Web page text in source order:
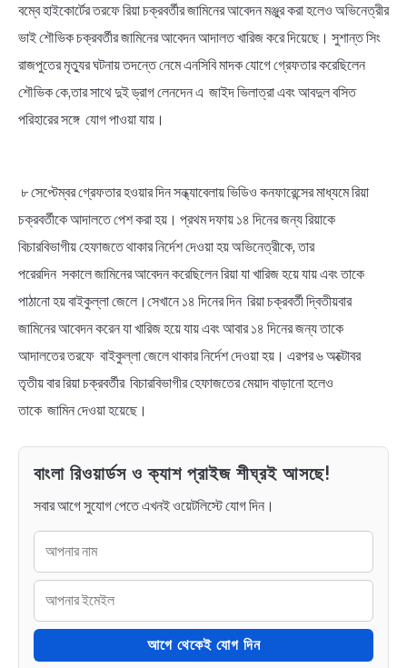
বম্বে হাইকোর্টের তরফে রিয়া চক্রবর্তীর জামিনের আবেদন মঞ্জুর করা হলেও অভিনেত্রীর
ভাই শৌভিক চক্রবর্তীর জামিনের আবেদন আদালত খারিজ করে দিয়েছে। সুশান্ত সিং
রাজপুতের মৃত্যুর ঘটনায় তদন্তে নেমে এনসিবি মাদক যোগে গ্রেফতার করেছিলেন
শৌভিক কে,তার সাথে দুই ড্রাগ লেনদেন এ জাইদ ভিলাত্রা এবং আবদুল বসিত
পরিহারের সঙ্গে যোগ পাওয়া যায়।
৮ সেপ্টেম্বর গ্রেফতার হওয়ার দিন সন্ধ্যাবেলায় ভিডিও কনফারেন্সের মাধ্যমে রিয়া
চক্রবর্তীকে আদালতে পেশ করা হয়। প্রথম দফায় ১৪ দিনের জন্য রিয়াকে
বিচারবিভাগীয় হেফাজতে থাকার নির্দেশ দেওয়া হয় অভিনেত্রীকে, তার
পরেরদিন সকালে জামিনের আবেদন করেছিলেন রিয়া যা খারিজ হয়ে যায় এবং তাকে
পাঠানো হয় বাইকুল্লা জেলে।সেখানে ১৪ দিনের দিন রিয়া চক্রবর্তী দ্বিতীয়বার
জামিনের আবেদন করেন যা খারিজ হয়ে যায় এবং আবার ১৪ দিনের জন্য তাকে
আদালতের তরফে বাইকুল্লা জেলে থাকার নির্দেশ দেওয়া হয়। এরপর ৬ অক্টোবর
তৃতীয় বার রিয়া চক্রবর্তীর বিচারবিভাগীর হেফাজতের মেয়াদ বাড়ানো হলেও
তাকে জামিন দেওয়া হয়েছে।
বাংলা রিওয়ার্ডস ও ক্যাশ প্রাইজ শীঘ্রই আসছে!
সবার আগে সুযোগ পেতে এখনই ওয়েটলিস্টে যোগ দিন।
আগে থেকেই যোগ দিন